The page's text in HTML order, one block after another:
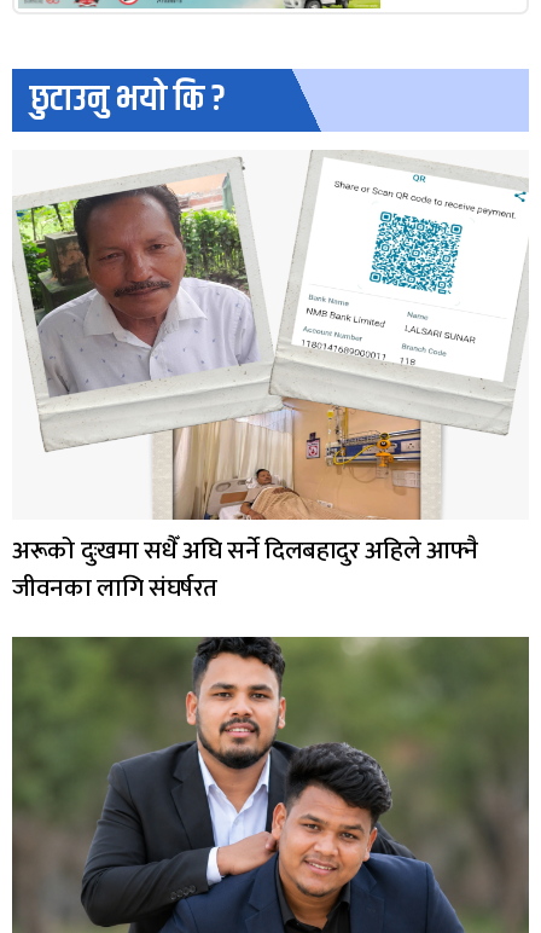
छुटाउनु भयो कि ?
अरूको दुःखमा सधैँ अघि सर्ने दिलबहादुर अहिले आफ्नै
जीवनका लागि संघर्षरत